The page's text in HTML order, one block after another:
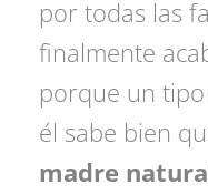
por todas las
finalmente
porque un
él sabe bien
madre